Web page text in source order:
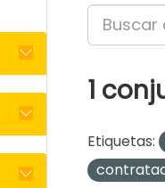
1
Etiquetas: